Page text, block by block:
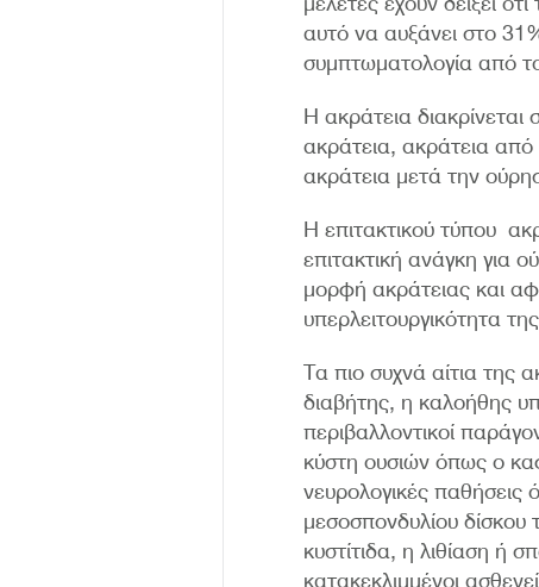
αυτό να αυξάνει στο
συμπτωματολογία από
Η ακράτεια
ακράτεια, ακράτεια
ακράτεια μετά την
Η επιτακτικού τύπου
επιτακτική ανάγκη για
μορφή ακράτειας και
υπερλειτουργικότητα
Τα πιο συχνά αίτια της
διαβήτης, η καλοήθης
περιβαλλοντικοί
κύστη ουσιών όπως ο
νευρολογικές
μεσοσπονδυλίου
κυστίτιδα, η λιθίαση ή
κατακεκλιμμένοι